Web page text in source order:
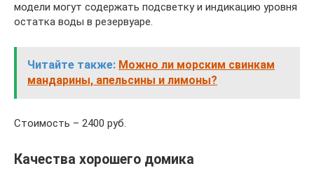
модели могут содержать подсветку и индикацию уровня
остатка воды в резервуаре.
Читайте также: Можно ли морским свинкам
мандарины, апельсины и лимоны?
Стоимость – 2400 руб.
Качества хорошего домика